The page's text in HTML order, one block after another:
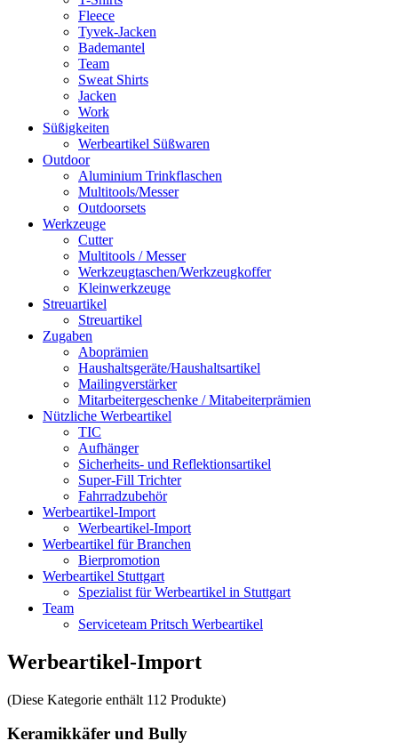
Fleece
Tyvek-Jacken
Bademantel
Team
Sweat Shirts
Jacken
Work
Süßigkeiten
Werbeartikel Süßwaren
Outdoor
Aluminium Trinkflaschen
Multitools/Messer
Outdoorsets
Werkzeuge
Cutter
Multitools / Messer
Werkzeugtaschen/Werkzeugkoffer
Kleinwerkzeuge
Streuartikel
Streuartikel
Zugaben
Aboprämien
Haushaltsgeräte/Haushaltsartikel
Mailingverstärker
Mitarbeitergeschenke / Mitabeiterprämien
Nützliche Werbeartikel
TIC
Aufhänger
Sicherheits- und Reflektionsartikel
Super-Fill Trichter
Fahrradzubehör
Werbeartikel-Import
Werbeartikel-Import
Werbeartikel für Branchen
Bierpromotion
Werbeartikel Stuttgart
Spezialist für Werbeartikel in Stuttgart
Team
Serviceteam Pritsch Werbeartikel
Werbeartikel-Import
(Diese Kategorie enthält 112 Produkte)
Keramikkäfer und Bully